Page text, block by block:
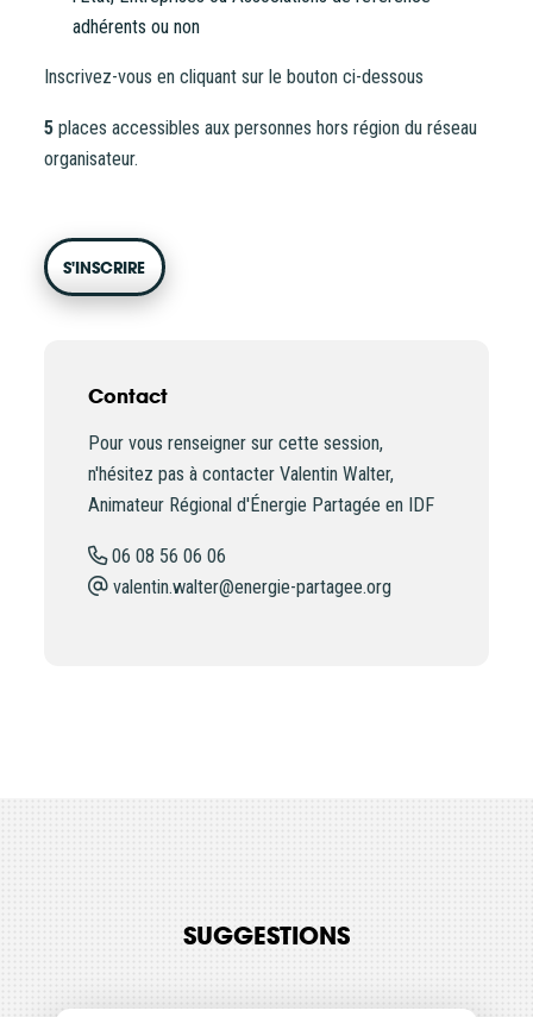
adhérents ou non
Inscrivez-vous en cliquant sur le bouton ci-dessous
5places accessibles aux personnes hors région du réseau
organisateur.
S'INSCRIRE
Contact
Pour vous renseigner sur cette session,
n'hésitez pas à contacter Valentin Walter,
Animateur Régional d'Énergie Partagée en IDF
06 08 56 06 06
valentin.walter@energie-partagee.org
SUGGESTIONS